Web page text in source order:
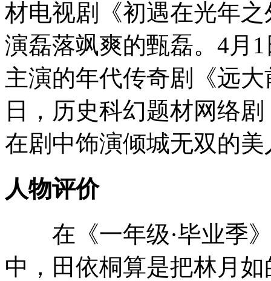
材电视剧《初遇在光年
演磊落飒爽的甄磊。4月
主演的年代传奇剧《远
日，历史科幻题材网络
在剧中饰演倾城无双的美
人物评价
在《一年级·毕业季》
中，田依桐算是把林月